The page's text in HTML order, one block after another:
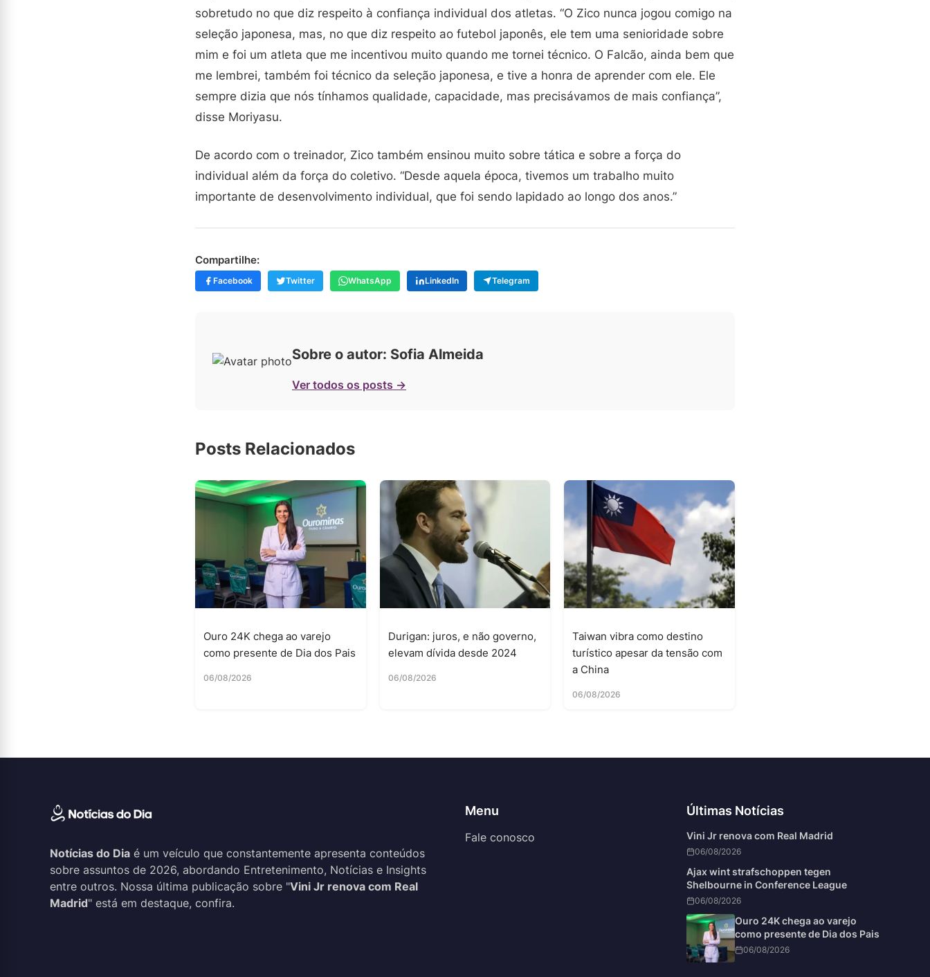
sobretudo no que diz respeito à confiança individual dos atletas. “O Zico nunca jogou comigo na
seleção japonesa, mas, no que diz respeito ao futebol japonês, ele tem uma senioridade sobre
mim e foi um atleta que me incentivou muito quando me tornei técnico. O Falcão, ainda bem que
me lembrei, também foi técnico da seleção japonesa, e tive a honra de aprender com ele. Ele
sempre dizia que nós tínhamos qualidade, capacidade, mas precisávamos de mais confiança”,
disse Moriyasu.
De acordo com o treinador, Zico também ensinou muito sobre tática e sobre a força do
individual além da força do coletivo. “Desde aquela época, tivemos um trabalho muito
importante de desenvolvimento individual, que foi sendo lapidado ao longo dos anos.”
Compartilhe:
Facebook Twitter WhatsApp LinkedIn Telegram
Sobre o autor: Sofia Almeida
Ver todos os posts →
Posts Relacionados
Ouro 24K chega ao varejo
como presente de Dia dos Pais
06/08/2026
Durigan: juros, e não governo,
elevam dívida desde 2024
06/08/2026
Taiwan vibra como destino
turístico apesar da tensão com
a China
06/08/2026
Notícias do Dia é um veículo que constantemente apresenta conteúdos
sobre assuntos de 2026, abordando Entretenimento, Notícias e Insights
entre outros. Nossa última publicação sobre "Vini Jr renova com Real
Madrid" está em destaque, confira.
Menu
Fale conosco
Últimas Notícias
Vini Jr renova com Real Madrid
06/08/2026
Ajax wint strafschoppen tegen
Shelbourne in Conference League
06/08/2026
Ouro 24K chega ao varejo
como presente de Dia dos Pais
06/08/2026